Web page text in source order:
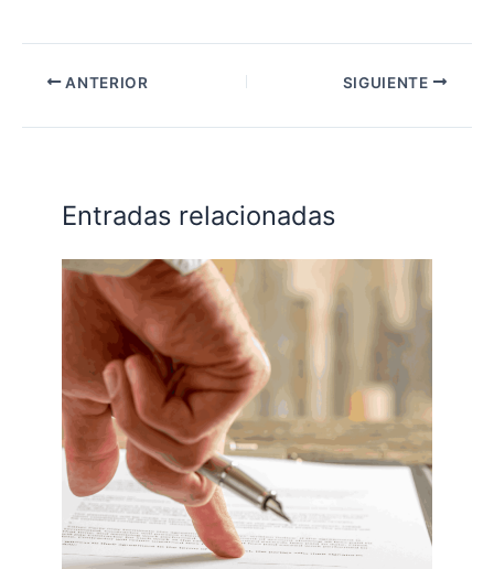
ANTERIOR SIGUIENTE
Entradas relacionadas